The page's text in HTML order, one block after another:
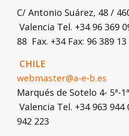
C/ Antonio Suárez, 48 /
Valencia Tel. +34 96 369
88 Fax. +34 Fax: 96 389 13
CHILE
webmaster@a-e-b.es
Marqués de Sotelo 4- 5ª-
Valencia Tel. +34 963 944
942 223